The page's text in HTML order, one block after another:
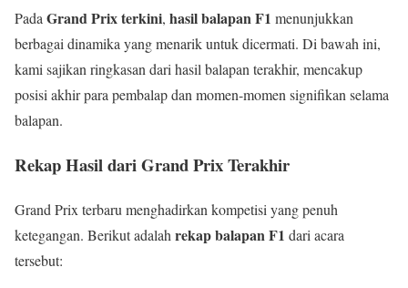
Pada Grand Prix terkini, hasil balapan F1 menunjukkan
berbagai dinamika yang menarik untuk dicermati. Di bawah ini,
kami sajikan ringkasan dari hasil balapan terakhir, mencakup
posisi akhir para pembalap dan momen-momen signifikan selama
balapan.
Rekap Hasil dari Grand Prix Terakhir
Grand Prix terbaru menghadirkan kompetisi yang penuh
ketegangan. Berikut adalah rekap balapan F1 dari acara
tersebut: